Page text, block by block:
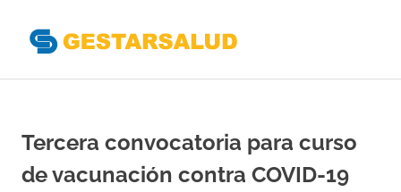
del
Aseguramiento
de
Tercera convocatoria para curso
de vacunación contra COVID-19